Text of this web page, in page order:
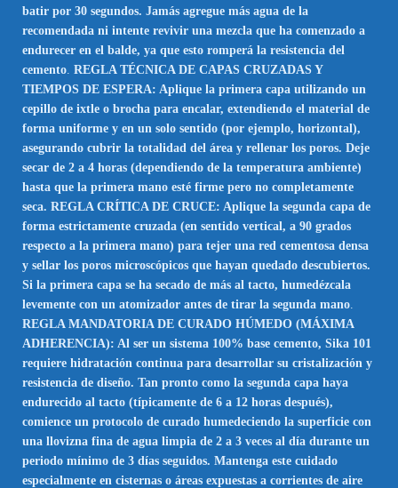
batir por 30 segundos. Jamás agregue más agua de la
recomendada ni intente revivir una mezcla que ha comenzado a
endurecer en el balde, ya que esto romperá la resistencia del
cemento. REGLA TÉCNICA DE CAPAS CRUZADAS Y
TIEMPOS DE ESPERA: Aplique la primera capa utilizando un
cepillo de ixtle o brocha para encalar, extendiendo el material de
forma uniforme y en un solo sentido (por ejemplo, horizontal),
asegurando cubrir la totalidad del área y rellenar los poros. Deje
secar de 2 a 4 horas (dependiendo de la temperatura ambiente)
hasta que la primera mano esté firme pero no completamente
seca. REGLA CRÍTICA DE CRUCE: Aplique la segunda capa de
forma estrictamente cruzada (en sentido vertical, a 90 grados
respecto a la primera mano) para tejer una red cementosa densa
y sellar los poros microscópicos que hayan quedado descubiertos.
Si la primera capa se ha secado de más al tacto, humedézcala
levemente con un atomizador antes de tirar la segunda mano.
REGLA MANDATORIA DE CURADO HÚMEDO (MÁXIMA
ADHERENCIA): Al ser un sistema 100% base cemento, Sika 101
requiere hidratación continua para desarrollar su cristalización y
resistencia de diseño. Tan pronto como la segunda capa haya
endurecido al tacto (típicamente de 6 a 12 horas después),
comience un protocolo de curado humedeciendo la superficie con
una llovizna fina de agua limpia de 2 a 3 veces al día durante un
periodo mínimo de 3 días seguidos. Mantenga este cuidado
especialmente en cisternas o áreas expuestas a corrientes de aire